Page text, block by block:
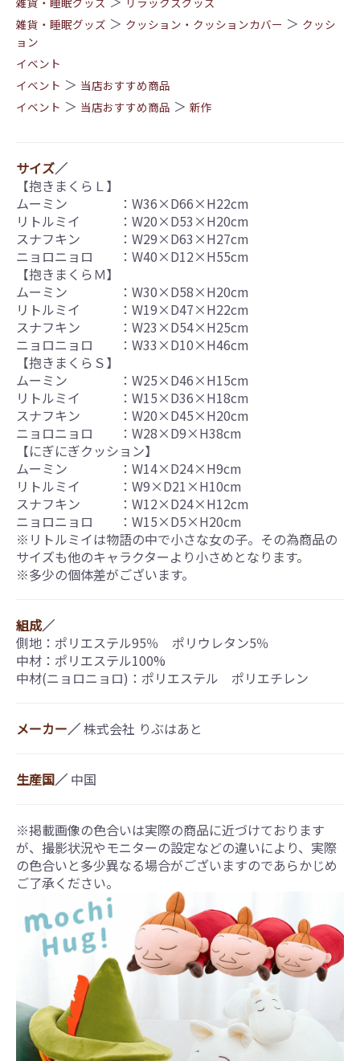
雑貨・睡眠グッズ ＞ クッション・クッションカバー ＞ クッシ
ョン
イベント
イベント ＞ 当店おすすめ商品
イベント ＞ 当店おすすめ商品 ＞ 新作
サイズ／
【抱きまくらＬ】
ムーミン ：W36×D66×H22cm
リトルミイ ：W20×D53×H20cm
スナフキン ：W29×D63×H27cm
ニョロニョロ ：W40×D12×H55cm
【抱きまくらＭ】
ムーミン ：W30×D58×H20cm
リトルミイ ：W19×D47×H22cm
スナフキン ：W23×D54×H25cm
ニョロニョロ ：W33×D10×H46cm
【抱きまくらＳ】
ムーミン ：W25×D46×H15cm
リトルミイ ：W15×D36×H18cm
スナフキン ：W20×D45×H20cm
ニョロニョロ ：W28×D9×H38cm
【にぎにぎクッション】
ムーミン ：W14×D24×H9cm
リトルミイ ：W9×D21×H10cm
スナフキン ：W12×D24×H12cm
ニョロニョロ ：W15×D5×H20cm
※リトルミイは物語の中で小さな女の子。その為商品の
サイズも他のキャラクターより小さめとなります。
※多少の個体差がございます。
組成／
側地：ポリエステル95％ ポリウレタン5％
中材：ポリエステル100%
中材(ニョロニョロ)：ポリエステル ポリエチレン
メーカー／株式会社 りぶはあと
生産国／ 中国
※掲載画像の色合いは実際の商品に近づけております
が、撮影状況やモニターの設定などの違いにより、実際
の色合いと多少異なる場合がございますのであらかじめ
ご了承ください。